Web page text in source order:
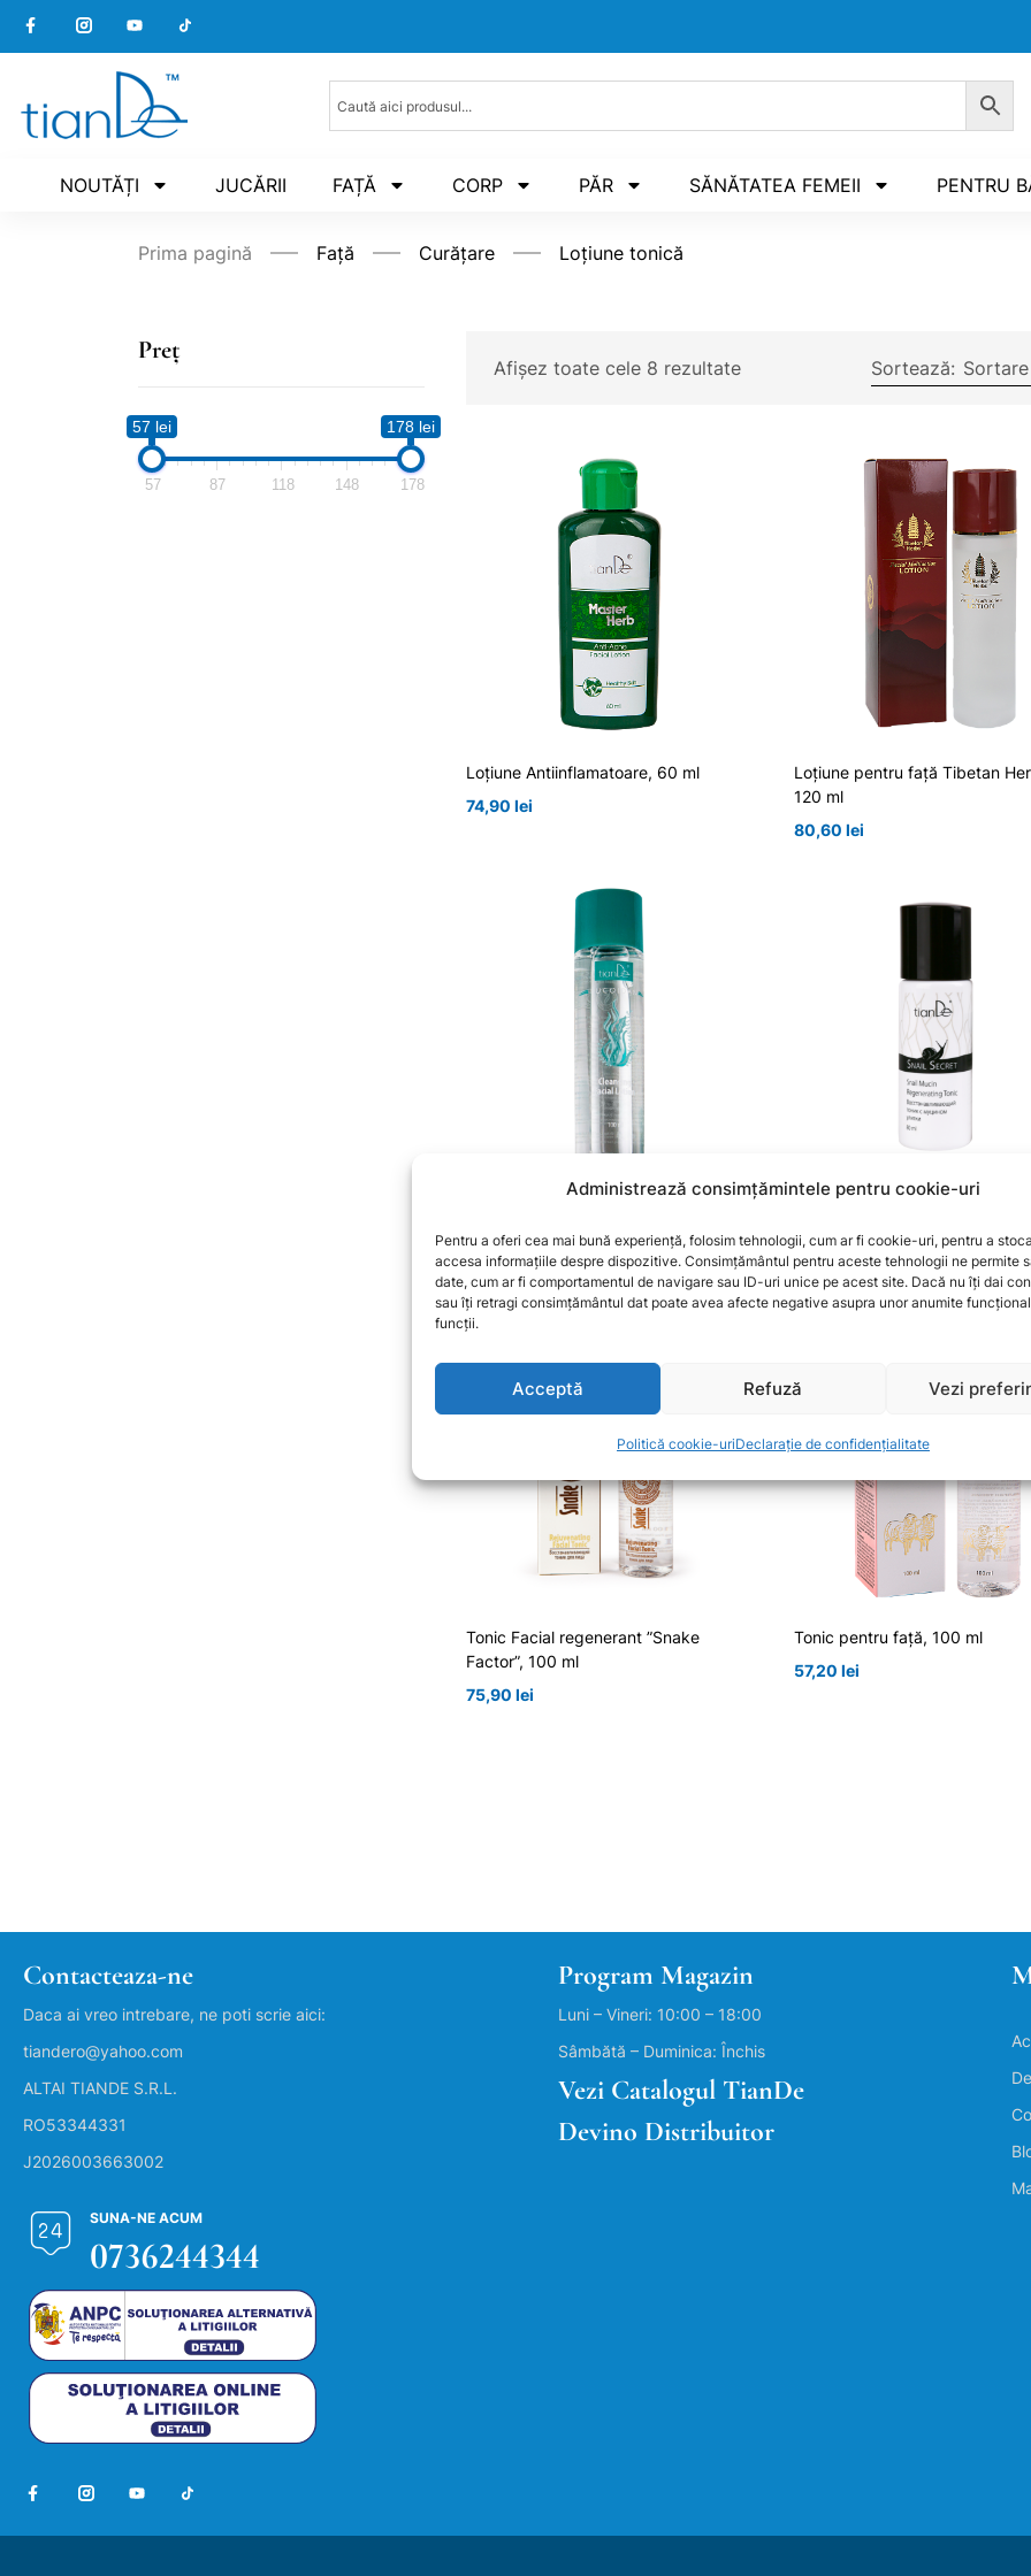
Administrează consimțămintele pentru cookie-uri
Pentru a oferi cea mai bună experiență, folosim tehnologii, cum ar fi cookie-uri, pentru a
accesa informațiile despre dispozitive. Consimțământul pentru aceste tehnologii ne permite
date, cum ar fi comportamentul de navigare sau ID-uri unice pe acest site. Dacă nu îți dai
sau îți retragi consimțământul dat poate avea afecte negative asupra unor anumite
funcții.
Acceptă Refuză Vezi
Politică cookie-uriDeclarație de confidențialitate
NOUTĂȚI JUCĂRII FAȚĂ CORP PĂR SĂNĂTATEA FEMEII PENTRU
Prima pagină Față Curățare Loțiune tonică
Preț
57 lei 178 lei
57 87 118 148 178
Afișez toate cele 8 rezultate Sortează:
Loțiune Antiinflamatoare, 60 ml
74,90 lei
Loţiune pentru faţă Tibetan
120 ml
80,60 lei
89,40lei
Tonic cu mucilagiu de melc, 80
177,80lei
Tonic Facial regenerant ”Snake
Factor”, 100 ml
75,90 lei
Tonic pentru față, 100 ml
57,20 lei
Contacteaza-ne
Daca ai vreo intrebare, ne poti scrie aici:
tiandero@yahoo.com
ALTAI TIANDE S.R.L.
RO53344331
J2026003663002
SUNA-NE ACUM
0736244344
Program Magazin
Luni – Vineri: 10:00 – 18:00
Sâmbătă – Duminica: Închis
Vezi Catalogul TianDe
Devino Distribuitor